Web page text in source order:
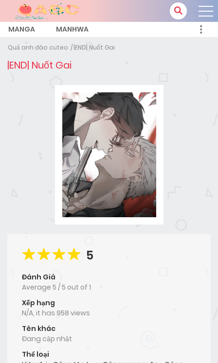
MANGA MANHWA
Quả anh đào cuteo |END| Nuốt Gai
|END| Nuốt Gai
5
Đánh Giá
Average 5 /5 out of 1
Xếp hạng
N/A, it has 958 views
Tên khác
Đang cập nhật
Thể loại